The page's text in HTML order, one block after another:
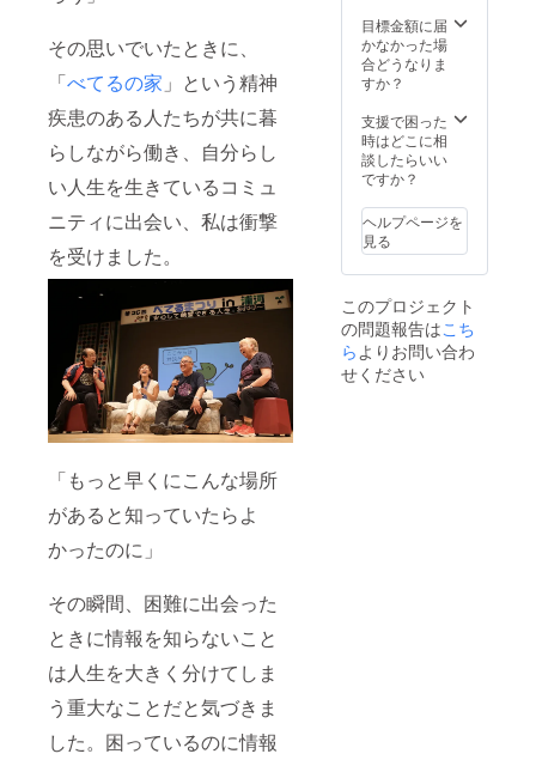
その思いでいたときに、
「べてるの家 」という精神
疾患のある人たちが共に暮
らしながら働き、自分らし
い人生を生きているコミュ
ニティに出会い、私は衝撃
を受けました。
「もっと早くにこんな場所
があると知っていたらよ
かったのに」
その瞬間、困難に出会った
ときに情報を知らないこと
は人生を大きく分けてしま
う重大なことだと気づきま
した。困っているのに情報
ご希望
の方
は、支
援時に
へご希
望のお
名前を
ご記入
い
備考欄
へご希
望のお
名前を
くださ
い
・サイ
トに名
前を掲
載させ
だきま
す（希
望者の
み） ※
ご希望
の方
は、支
援時に
へご希
望のお
名前を
ご記入
くださ
回お届
け
（2019
年12月
・soar
のロゴ
ステッ
カー5枚
りしま
す ・ブ
レンド
ハーブ
「soar
tea」を
mornin
g＆
nightを
目標金額に届
かなかった場
合どうなりま
すか？
支援で困った
時はどこに相
談したらいい
ですか？
ヘルプページを
見る
このプロジェクト
の問題報告はこち
らよりお問い合わ
せください